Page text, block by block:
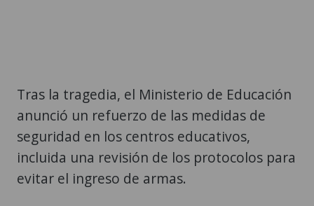
Tras la tragedia, el Ministerio de Educación
anunció un refuerzo de las medidas de
seguridad en los centros educativos,
incluida una revisión de los protocolos para
evitar el ingreso de armas.